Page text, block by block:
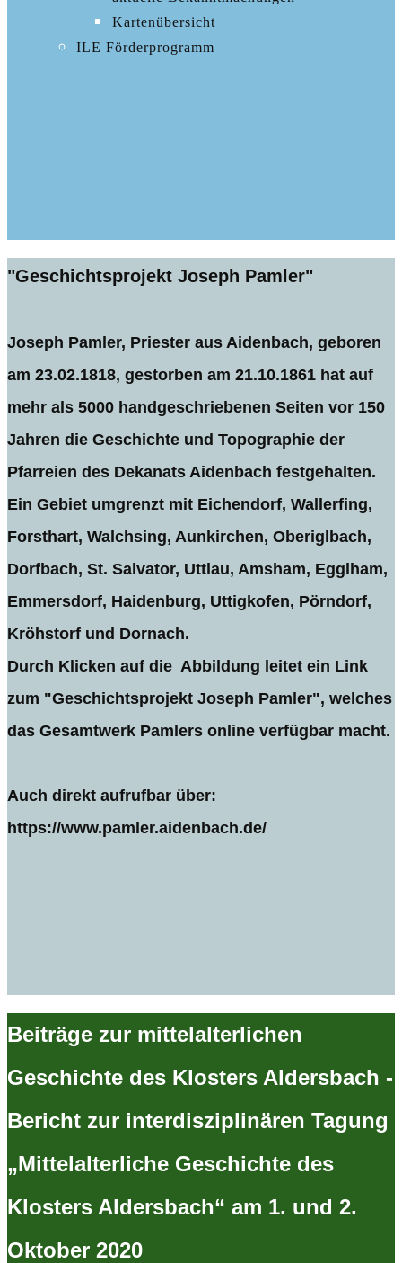
Kartenübersicht
ILE Förderprogramm
"Geschichtsprojekt Joseph Pamler"
Joseph Pamler, Priester aus Aidenbach, geboren
am 23.02.1818, gestorben am 21.10.1861 hat auf
mehr als 5000 handgeschriebenen Seiten vor 150
Jahren die Geschichte und Topographie der
Pfarreien des Dekanats Aidenbach festgehalten.
Ein Gebiet umgrenzt mit Eichendorf, Wallerfing,
Forsthart, Walchsing, Aunkirchen, Oberiglbach,
Dorfbach, St. Salvator, Uttlau, Amsham, Egglham,
Emmersdorf, Haidenburg, Uttigkofen, Pörndorf,
Kröhstorf und Dornach.
Durch Klicken auf die Abbildung leitet ein Link
zum "Geschichtsprojekt Joseph Pamler", welches
das Gesamtwerk Pamlers online verfügbar macht.
Auch direkt aufrufbar über:
https://www.pamler.aidenbach.de/
Beiträge zur mittelalterlichen
Geschichte des Klosters Aldersbach -
Bericht zur interdisziplinären Tagung
„Mittelalterliche Geschichte des
Klosters Aldersbach“ am 1. und 2.
Oktober 2020